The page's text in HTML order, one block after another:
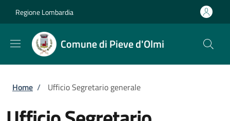
Regione Lombardia
Comune di Pieve d'Olmi
Briciole di pane
Home / Ufficio Segretario generale